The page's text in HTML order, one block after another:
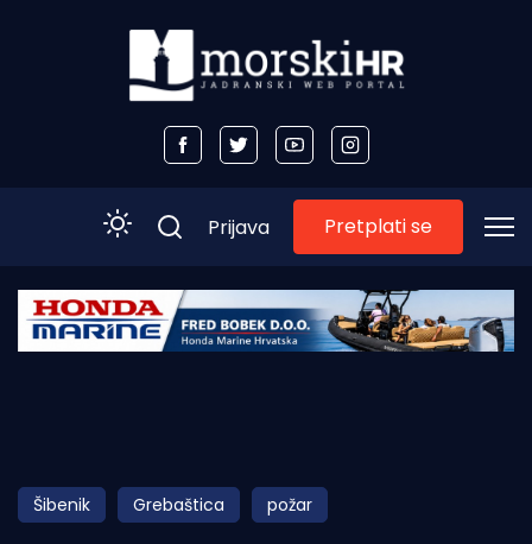
Početna
Obala
Otoci
Prijava Pretplati se
Šibenik Grebaštica požar